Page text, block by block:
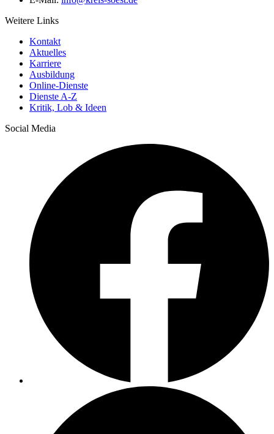
Weitere Links
Kontakt
Aktuelles
Karriere
Ausbildung
Online-Dienste
Dienste A-Z
Kritik, Lob & Ideen
Social Media